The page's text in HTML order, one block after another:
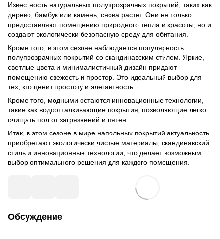
Известность натуральных полупрозрачных покрытий, таких как
дерево, бамбук или камень, снова растет. Они не только
предоставляют помещению природного тепла и красоты, но и
создают экологически безопасную среду для обитания.
Кроме того, в этом сезоне наблюдается популярность
полупрозрачных покрытий со скандинавским стилем. Яркие,
светлые цвета и минималистичный дизайн придают
помещению свежесть и простор. Это идеальный выбор для
тех, кто ценит простоту и элегантность.
Кроме того, модными остаются инновационные технологии,
такие как водоотталкивающие покрытия, позволяющие легко
очищать пол от загрязнений и пятен.
Итак, в этом сезоне в мире напольных покрытий актуальность
приобретают экологически чистые материалы, скандинавский
стиль и инновационные технологии, что делает возможным
выбор оптимального решения для каждого помещения.
Обсуждение